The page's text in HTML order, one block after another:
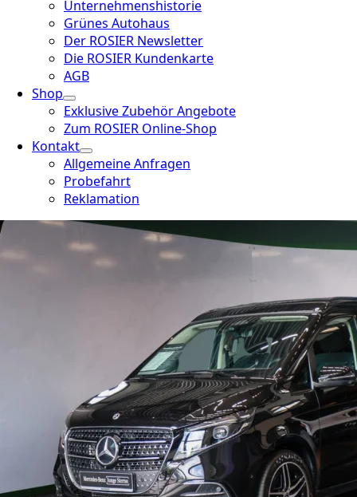
Unternehmenshistorie
Grünes Autohaus
Der ROSIER Newsletter
Die ROSIER Kundenkarte
AGB
Shop
Exklusive Zubehör Angebote
Zum ROSIER Online-Shop
Kontakt
Allgemeine Anfragen
Probefahrt
Reklamation